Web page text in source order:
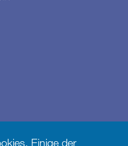
Einige der